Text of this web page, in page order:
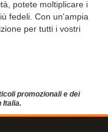
potete moltiplicare i
fedeli. Con un'ampia
per tutti i vostri
promozionali e dei
Italia.